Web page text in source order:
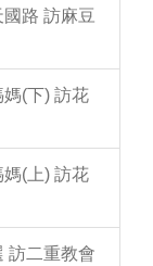
路 訪麻豆
(下) 訪花
(上) 訪花
訪二重教會